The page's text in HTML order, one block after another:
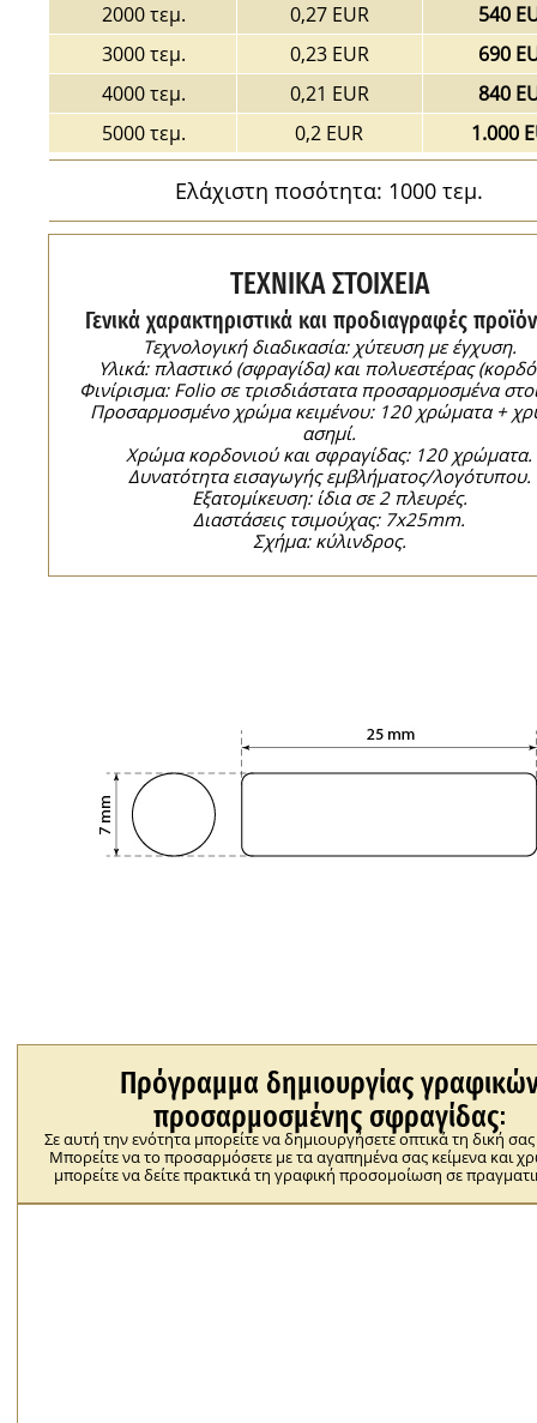
2000 τεμ.
0,27 EUR
540
3000 τεμ.
0,23 EUR
690
4000 τεμ.
0,21 EUR
840
5000 τεμ.
0,2 EUR 1.000
Ελάχιστη ποσότητα: 1000 τεμ.
ΤΕΧΝΙΚΑ ΣΤΟΙΧΕΙΑ
Γενικά χαρακτηριστικά και προδιαγραφές
Τεχνολογική διαδικασία: χύτευση με έγχυση.
Υλικά: πλαστικό (σφραγίδα) και πολυεστέρας
Φινίρισμα: Folio σε τρισδιάστατα προσαρμοσμένα
Προσαρμοσμένο χρώμα κειμένου: 120 χρώματα +
ασημί.
Χρώμα κορδονιού και σφραγίδας: 120 χρώματα.
Δυνατότητα εισαγωγής εμβλήματος/λογότυπου.
Εξατομίκευση: ίδια σε 2 πλευρές.
Διαστάσεις τσιμούχας: 7x25mm.
Σχήμα: κύλινδρος.
Πρόγραμμα δημιουργίας
προσαρμοσμένης σφραγίδας:
Σε αυτή την ενότητα μπορείτε να δημιουργήσετε οπτικά τη δική
Μπορείτε να το προσαρμόσετε με τα αγαπημένα σας κείμενα και
μπορείτε να δείτε πρακτικά τη γραφική προσομοίωση σε